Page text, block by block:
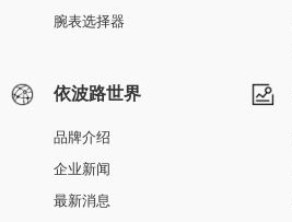
腕表选择器
依波路世界
品牌介绍
企业新闻
最新消息